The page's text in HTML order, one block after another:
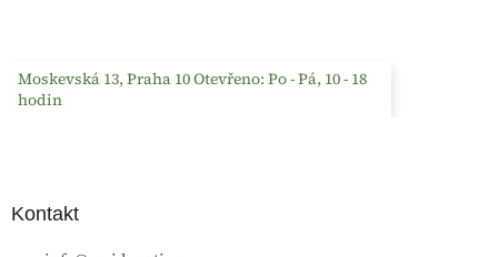
Moskevská 13, Praha 10 Otevřeno: Po - Pá, 10 - 18
hodin
Kontakt